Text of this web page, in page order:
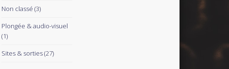
Non classé (3)
Plongée & audio-visuel
(1)
Sites & sorties(27)